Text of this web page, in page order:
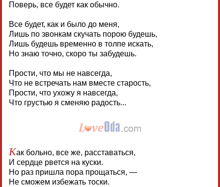
Поверь, все будет как обычно.
Все будет, как и было до меня,
Лишь по звонкам скучать порою будешь,
Лишь будешь временно в толпе искать,
Но знаю точно, скоро ты забудешь.
Прости, что мы не навсегда,
Что не встречать нам вместе старость,
Прости, что ухожу я навсегда,
Что грустью я сменяю радость...
Как больно, все же, расставаться,
И сердце рвется на куски.
Но раз пришла пора прощаться, —
Не сможем избежать тоски.